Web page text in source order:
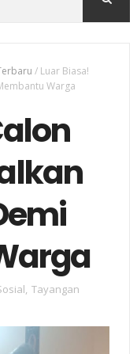
/ Luar Biasa!
Warga
Tayangan